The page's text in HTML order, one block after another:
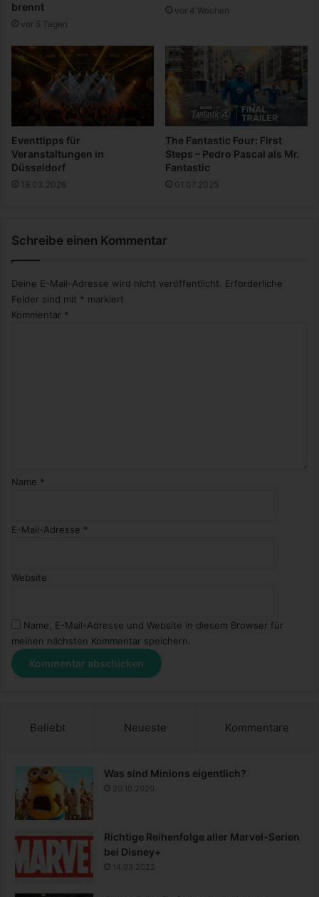
i
n
T
r
S
u
c
z
u
m
f
brennt
vor 5 Tagen
vor 4 Wochen
Eventtipps für
Veranstaltungen in
Düsseldorf
18.03.2026
The Fantastic Four: First
Steps – Pedro Pascal als Mr.
Fantastic
01.07.2025
Schreibe einen Kommentar
Deine E-Mail-Adresse wird nicht veröffentlicht.
Erforderliche
Felder sind mit * markiert
Kommentar *
Name *
E-Mail-Adresse *
Website
Name, E-Mail-Adresse und Website in diesem Browser für
meinen nächsten Kommentar speichern.
Beliebt Neueste Kommentare
Was sind Minions eigentlich?
20.10.2020
Richtige Reihenfolge aller Marvel-Serien
bei Disney+
14.03.2022